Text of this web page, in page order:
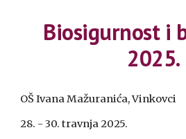
Biosigurnost i
2025.
OŠ Ivana Mažuranića, Vinkovci
28. - 30. travnja 2025.